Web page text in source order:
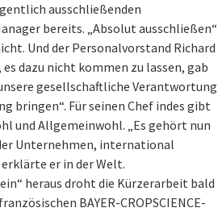
ausschließenden
bereits. „Absolut ausschließen“
Und der Personalvorstand Richard
dazu nicht kommen zu lassen, gab
gesellschaftliche Verantwortung
bringen“. Für seinen Chef indes gibt
und Allgemeinwohl. „Es gehört nun
Unternehmen, international
er in der Welt.
heraus droht die Kürzerarbeit bald
BAYER-CROPSCIENCE-